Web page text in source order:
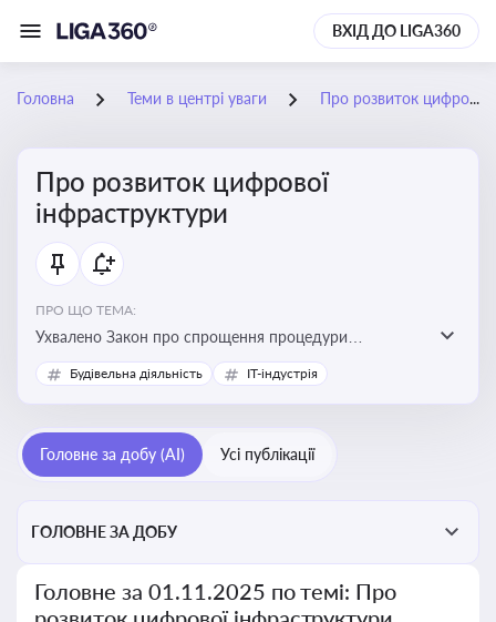
ВХІД ДО LIGA360
Головна Теми в центрі уваги Про розвиток цифрової інфраструктури
Про розвиток цифрової
інфраструктури
ПРО ЩО ТЕМА:
Ухвалено Закон про спрощення процедури
відведення земельних ділянок для розвитку цифрової
інфраструктури
Будівельна діяльність IT-індустрія
Головне за добу (AI) Усі публікації
ГОЛОВНЕ ЗА ДОБУ
Головне за 01.11.2025 по темі: Про